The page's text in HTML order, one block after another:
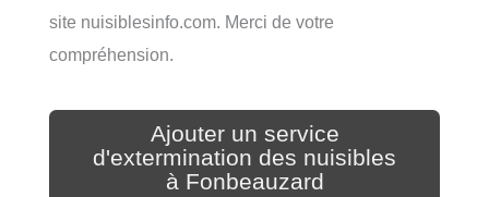
site nuisiblesinfo.com. Merci de votre
compréhension.
Ajouter un service
d'extermination des nuisibles
à Fonbeauzard